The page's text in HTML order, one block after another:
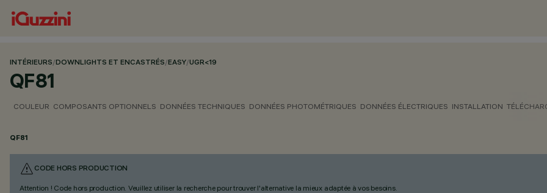
INTÉRIEURS/DOWNLIGHTS ET ENCASTRÉS/EASY/UGR<19
QF81
COULEUR COMPOSANTS OPTIONNELS DONNÉES TECHNIQUES DONNÉES PHOTOMÉTRIQUES DONNÉES ÉLECTRIQUES INSTALLATION
QF81
CODE HORS PRODUCTION
Attention ! Code hors production. Veuillez utiliser la recherche pour trouver l'alternative la mieux adaptée à vos besoins.